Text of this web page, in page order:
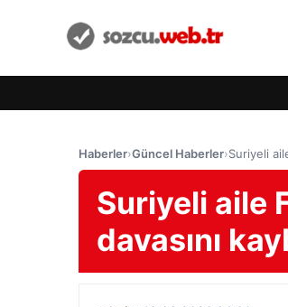
Haberler›Güncel Haberler›Suriyeli
Suriyeli aile
davasını